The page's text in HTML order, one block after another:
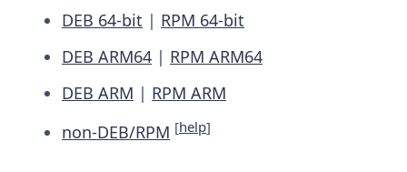
DEB 64-bit | RPM 64-bit
DEB ARM64 | RPM ARM64
DEB ARM | RPM ARM
non-DEB/RPM [help]